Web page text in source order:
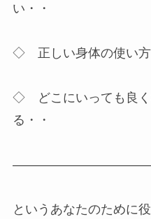
い・・
◇ 正しい身体の使い方
◇ どこにいっても良く
る・・
というあなたのために